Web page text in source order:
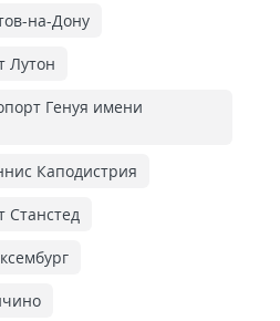
на-Дону
Лутон
Генуя имени
Каподистрия
Станстед